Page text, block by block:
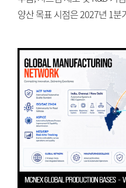
양산 목표 시점은 2027년 1분